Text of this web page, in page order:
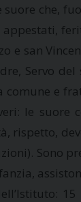
che,
e san
Servo
comune e
le suore
rispetto,
Sono